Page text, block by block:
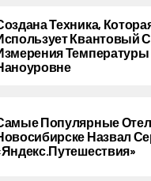
Техника,
Квантовый
Популярные
Назвал